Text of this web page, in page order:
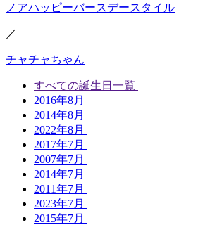
ノアハッピーバースデースタイル
／
チャチャちゃん
すべての誕生日一覧
2016年8月
2014年8月
2022年8月
2017年7月
2007年7月
2014年7月
2011年7月
2023年7月
2015年7月